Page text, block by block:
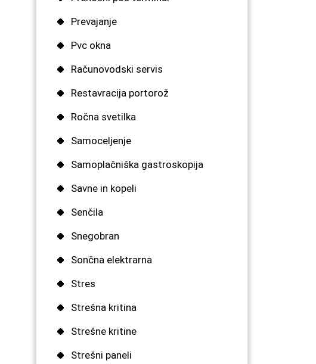
Prevajanje
Pvc okna
Računovodski servis
Restavracija portorož
Ročna svetilka
Samoceljenje
Samoplačniška gastroskopija
Savne in kopeli
Senčila
Snegobran
Sončna elektrarna
Stres
Strešna kritina
Strešne kritine
Strešni paneli